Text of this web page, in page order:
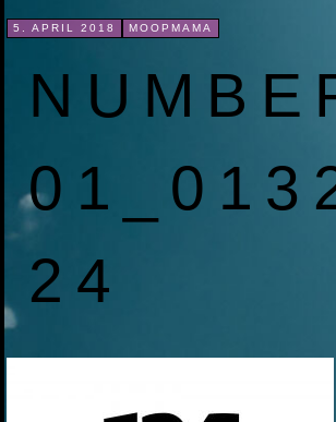
INHALT
SPRINGEN
5. APRIL 2018 MOOPMAMA
24